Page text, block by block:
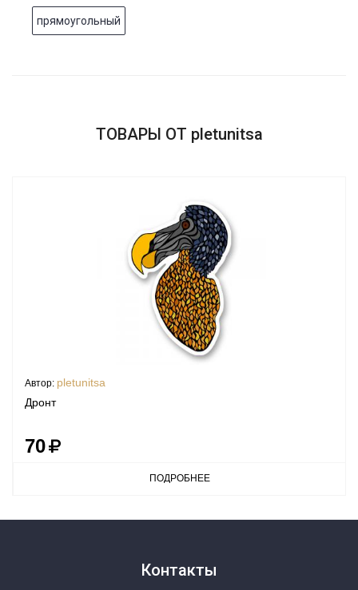
прямоугольный
ТОВАРЫ ОТ pletunitsa
Автор: pletunitsa
Дронт
70
ПОДРОБНЕЕ
Контакты